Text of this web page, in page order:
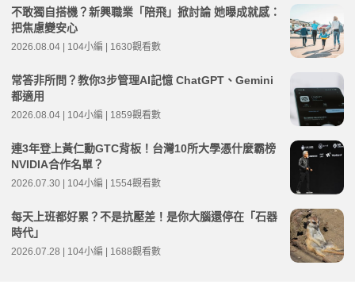
不敢獨自搭機？新興職業「陪飛」掀討論 她曝成就感：
把焦慮變安心
2026.08.04 | 104小編 | 1630觀看數
常答非所問？教你3步管理AI記憶 ChatGPT、Gemini
都適用
2026.08.04 | 104小編 | 1859觀看數
連3年登上黃仁勳GTC背板！台灣10所大學憑什麼霸榜
NVIDIA合作名單？
2026.07.30 | 104小編 | 1554觀看數
每天上班都好累？不是抗壓差！是你大腦還停在「石器
時代」
2026.07.28 | 104小編 | 1688觀看數